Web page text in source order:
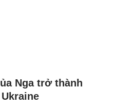
Nga trở thành
Ukraine